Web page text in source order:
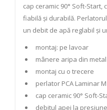
cap ceramic 90° Soft-
fiabilă și durabilă.
un debit de apă reglabil și
montaj: pe lavoar
mânere aripa din metal
montaj cu o trecere
perlator PCA Laminar M
cap ceramic 90° Soft-
debitul apei la